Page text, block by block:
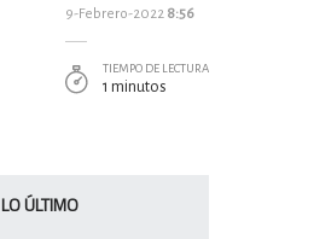
9-Febrero-2022 8:56
TIEMPO DE LECTURA
1 minutos
LO ÚLTIMO